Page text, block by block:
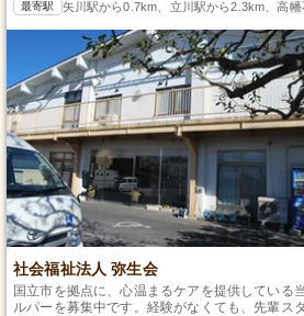
最寄駅 矢川駅から0.7km、立川駅から2.3km、高
社会福祉法人 弥生会
国立市を拠点に、心温まるケアを提供している
ルパーを募集中です。経験がなくても、先輩ス